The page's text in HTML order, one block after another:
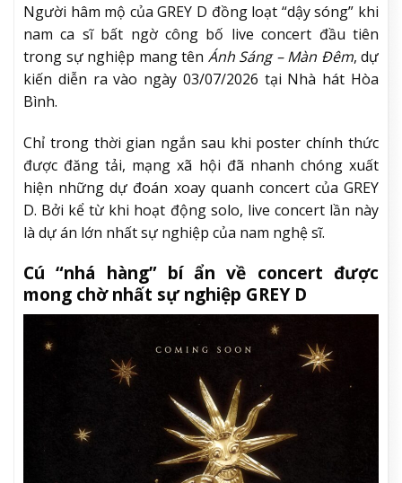
Người hâm mộ của GREY D đồng loạt “dậy sóng” khi
nam ca sĩ bất ngờ công bố live concert đầu tiên
trong sự nghiệp mang tên Ánh Sáng – Màn Đêm, dự
kiến diễn ra vào ngày 03/07/2026 tại Nhà hát Hòa
Bình.
Chỉ trong thời gian ngắn sau khi poster chính thức
được đăng tải, mạng xã hội đã nhanh chóng xuất
hiện những dự đoán xoay quanh concert của GREY
D. Bởi kể từ khi hoạt động solo, live concert lần này
là dự án lớn nhất sự nghiệp của nam nghệ sĩ.
Cú “nhá hàng” bí ẩn về concert được
mong chờ nhất sự nghiệp GREY D